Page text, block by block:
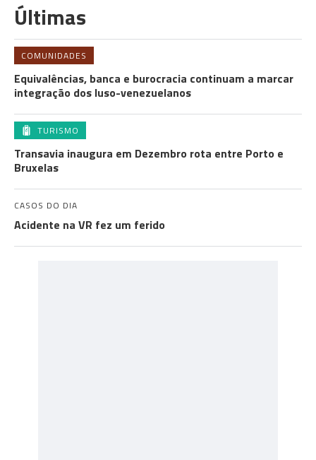
Últimas
COMUNIDADES
Equivalências, banca e burocracia continuam a marcar
integração dos luso-venezuelanos
TURISMO
Transavia inaugura em Dezembro rota entre Porto e
Bruxelas
CASOS DO DIA
Acidente na VR fez um ferido